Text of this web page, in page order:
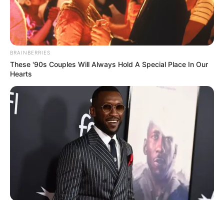
$20,000 In Personal Debt? You're Being Bleed Dry
JG WENTWORTH
BRAINBERRIES
These '90s Couples Will Always Hold A Special Place In Our
Hearts